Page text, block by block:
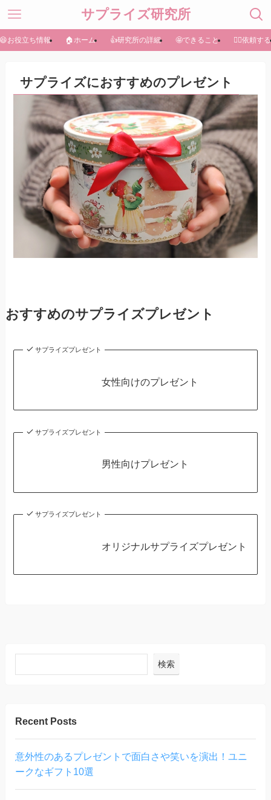
サプライズ研究所
😆お役立ち情報 🏠ホーム 👍研究所の詳細 🤩できること 🏃‍♀️依頼する
サプライズにおすすめのプレゼント
おすすめのサプライズプレゼント
サプライズプレゼント
女性向けのプレゼント
サプライズプレゼント
男性向けプレゼント
サプライズプレゼント
オリジナルサプライズプレゼント
検索
Recent Posts
意外性のあるプレゼントで面白さや笑いを演出！ユニ
ークなギフト10選